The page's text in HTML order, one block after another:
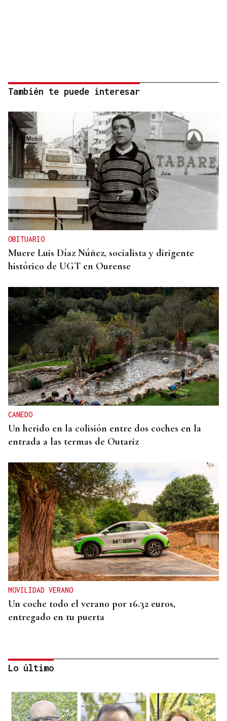
También te puede interesar
OBITUARIO
Muere Luis Díaz Núñez, socialista y dirigente
histórico de UGT en Ourense
CANEDO
Un herido en la colisión entre dos coches en la
entrada a las termas de Outariz
MOVILIDAD VERANO
Un coche todo el verano por 16.32 euros,
entregado en tu puerta
Lo último